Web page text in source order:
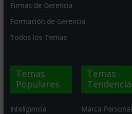
Firmas de Gerencia
Formación de Gerencia
Todos los Temas
Temas
Populares
Inteligencia
Temas
Tendencia
Marca Personal